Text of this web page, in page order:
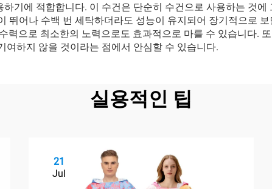
기에 적합합니다. 이 수건은 단순히 수건으로 사용하는 것
뛰어나 수백 번 세탁하더라도 성능이 유지되어 장기적으로
력으로 최소한의 노력으로도 효과적으로 마를 수 있습니다.
하지 않을 것이라는 점에서 안심할 수 있습니다.
실용적인 팁
21
Jul